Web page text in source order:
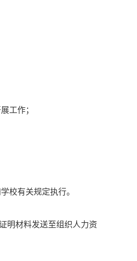
工作；
校有关规定执行。
明材料发送至组织人力资